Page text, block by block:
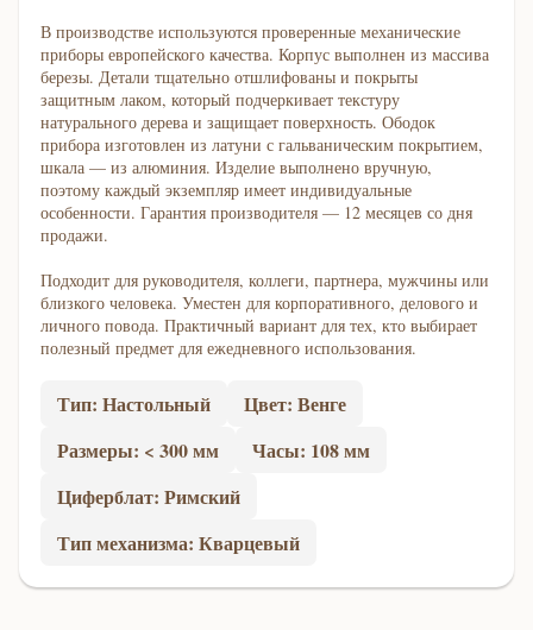
В производстве используются проверенные механические
приборы европейского качества. Корпус выполнен из массива
березы. Детали тщательно отшлифованы и покрыты
защитным лаком, который подчеркивает текстуру
натурального дерева и защищает поверхность. Ободок
прибора изготовлен из латуни с гальваническим покрытием,
шкала — из алюминия. Изделие выполнено вручную,
поэтому каждый экземпляр имеет индивидуальные
особенности. Гарантия производителя — 12 месяцев со дня
продажи.
Подходит для руководителя, коллеги, партнера, мужчины или
близкого человека. Уместен для корпоративного, делового и
личного повода. Практичный вариант для тех, кто выбирает
полезный предмет для ежедневного использования.
Тип: Настольный
Цвет: Венге
Размеры: < 300 мм
Часы: 108 мм
Циферблат: Римский
Тип механизма: Кварцевый